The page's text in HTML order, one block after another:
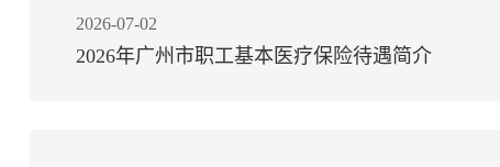
2026-07-02
2026年广州市职工基本医疗保险待遇简介